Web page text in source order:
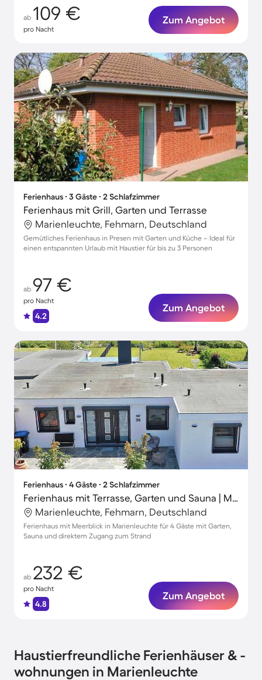
ab 109 €
pro Nacht
Zum Angebot
Ferienhaus ∙ 3 Gäste ∙ 2 Schlafzimmer
Ferienhaus mit Grill, Garten und Terrasse
Marienleuchte, Fehmarn, Deutschland
Gemütliches Ferienhaus in Presen mit Garten und Küche – Ideal für
einen entspannten Urlaub mit Haustier für bis zu 3 Personen
ab 97 €
pro Nacht
4.2
Zum Angebot
Ferienhaus ∙ 4 Gäste ∙ 2 Schlafzimmer
Ferienhaus mit Terrasse, Garten und Sauna | Meerblick
Marienleuchte, Fehmarn, Deutschland
Ferienhaus mit Meerblick in Marienleuchte für 4 Gäste mit Garten,
Sauna und direktem Zugang zum Strand
ab 232 €
pro Nacht
4.8
Zum Angebot
Haustierfreundliche Ferienhäuser & -
wohnungen in Marienleuchte